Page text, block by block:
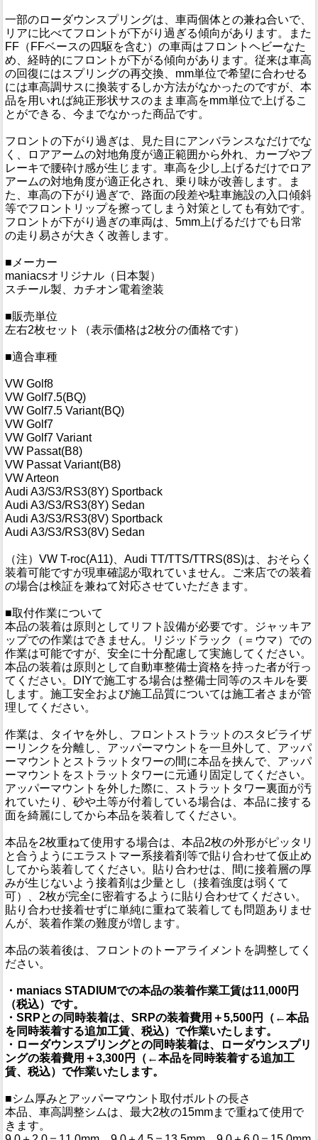
一部のローダウンスプリングは、車両個体との兼ね合いで、
リアに比べてフロントが下がり過ぎる傾向があります。また
FF（FFベースの四駆を含む）の車両はフロントヘビーなた
め、経時的にフロントが下がる傾向があります。従来は車高
の回復にはスプリングの再交換、mm単位で希望に合わせる
には車高調サスに換装するしか方法がなかったのですが、本
品を用いれば純正形状サスのまま車高をmm単位で上げるこ
とができる、今までなかった商品です。
フロントの下がり過ぎは、見た目にアンバランスなだけでな
く、ロアアームの対地角度が適正範囲から外れ、カーブやブ
レーキで腰砕け感が生じます。車高を少し上げるだけでロア
アームの対地角度が適正化され、乗り味が改善します。ま
た、車高の下がり過ぎで、路面の段差や駐車施設の入口傾斜
等でフロントリップを擦ってしまう対策としても有効です。
フロントが下がり過ぎの車両は、5mm上げるだけでも日常
の走り易さが大きく改善します。
■メーカー
maniacsオリジナル（日本製）
スチール製、カチオン電着塗装
■販売単位
左右2枚セット（表示価格は2枚分の価格です）
■適合車種
VW Golf8
VW Golf7.5(BQ)
VW Golf7.5 Variant(BQ)
VW Golf7
VW Golf7 Variant
VW Passat(B8)
VW Passat Variant(B8)
VW Arteon
Audi A3/S3/RS3(8Y) Sportback
Audi A3/S3/RS3(8Y) Sedan
Audi A3/S3/RS3(8V) Sportback
Audi A3/S3/RS3(8V) Sedan
（注）VW T-roc(A11)、Audi TT/TTS/TTRS(8S)は、おそらく
装着可能ですが現車確認が取れていません。ご来店での装着
の場合は検証を兼ねて対応させていただきます。
■取付作業について
本品の装着は原則としてリフト設備が必要です。ジャッキア
ップでの作業はできません。リジッドラック（＝ウマ）での
作業は可能ですが、安全に十分配慮して実施してください。
本品の装着は原則として自動車整備士資格を持った者が行っ
てください。DIYで施工する場合は整備士同等のスキルを要
します。施工安全および施工品質については施工者さまが管
理してください。
作業は、タイヤを外し、フロントストラットのスタビライザ
ーリンクを分離し、アッパーマウントを一旦外して、アッパ
ーマウントとストラットタワーの間に本品を挟んで、アッパ
ーマウントをストラットタワーに元通り固定してください。
アッパーマウントを外した際に、ストラットタワー裏面が汚
れていたり、砂や土等が付着している場合は、本品に接する
面を綺麗にしてから本品を装着してください。
本品を2枚重ねて使用する場合は、本品2枚の外形がピッタリ
と合うようにエラストマー系接着剤等で貼り合わせて仮止め
してから装着してください。貼り合わせは、間に接着層の厚
みが生じないよう接着剤は少量とし（接着強度は弱くて
可）、2枚が完全に密着するように貼り合わせてください。
貼り合わせ接着せずに単純に重ねて装着しても問題ありませ
んが、装着作業の難度が増します。
本品の装着後は、フロントのトーアライメントを調整してく
ださい。
・maniacs STADIUMでの本品の装着作業工賃は11,000円
（税込）です。
・SRPとの同時装着は、SRPの装着費用＋5,500円（←本品
を同時装着する追加工賃、税込）で作業いたします。
・ローダウンスプリングとの同時装着は、ローダウンスプリ
ングの装着費用＋3,300円（←本品を同時装着する追加工
賃、税込）で作業いたします。
■シム厚みとアッパーマウント取付ボルトの長さ
本品、車高調整シムは、最大2枚の15mmまで重ねて使用で
きます。